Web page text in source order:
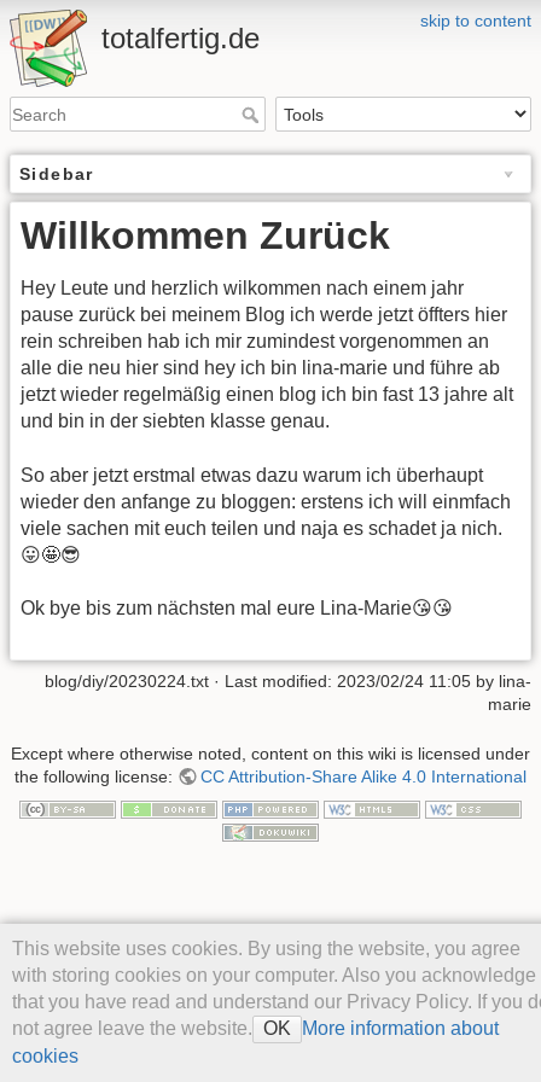
skip to content
totalfertig.de
Sidebar
Willkommen Zurück
Hey Leute und herzlich wilkommen nach einem jahr
pause zurück bei meinem Blog ich werde jetzt öffters hier
rein schreiben hab ich mir zumindest vorgenommen an
alle die neu hier sind hey ich bin lina-marie und führe ab
jetzt wieder regelmäßig einen blog ich bin fast 13 jahre alt
und bin in der siebten klasse genau.
So aber jetzt erstmal etwas dazu warum ich überhaupt
wieder den anfange zu bloggen: erstens ich will einmfach
viele sachen mit euch teilen und naja es schadet ja nich.
😛🤩😎
Ok bye bis zum nächsten mal eure Lina-Marie😘😘
This website uses cookies. By using the website, you agree
with storing cookies on your computer. Also you acknowledge
that you have read and understand our Privacy Policy. If you
not agree leave the website. OK
More information about
cookies
blog/diy/20230224.txt · Last modified: 2023/02/24 11:05 by lina-
marie
Except where otherwise noted, content on this wiki is licensed under
the following license:
CC Attribution-Share Alike 4.0 International